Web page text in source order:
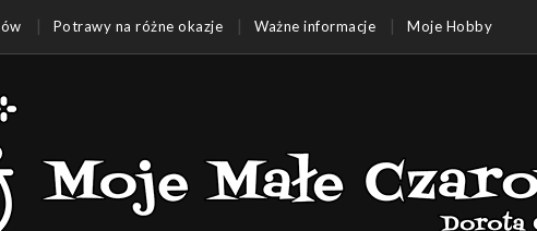
Potrawy na różne okazje Ważne informacje Moje Hobby